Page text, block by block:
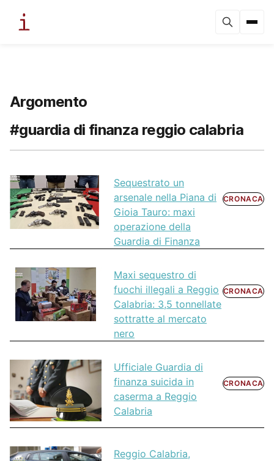
Argomento
#guardia di finanza reggio calabria
Sequestrato un
arsenale nella Piana di
Gioia Tauro: maxi
operazione della
Guardia di Finanza
CRONACA
Maxi sequestro di
fuochi illegali a Reggio
Calabria: 3,5 tonnellate
sottratte al mercato
nero
CRONACA
Ufficiale Guardia di
finanza suicida in
caserma a Reggio
Calabria
CRONACA
Reggio Calabria,